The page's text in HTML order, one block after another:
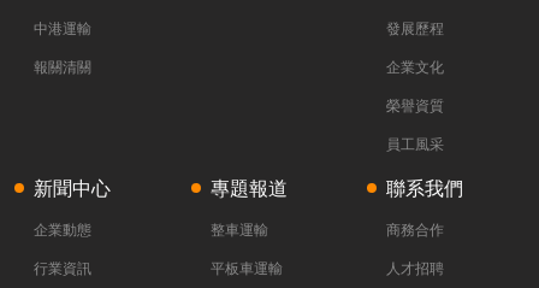
中港運輸
報關清關
發展歷程
企業文化
榮譽資質
員工風采
新聞中心
企業動態
行業資訊
專題報道
整車運輸
平板車運輸
聯系我們
商務合作
人才招聘